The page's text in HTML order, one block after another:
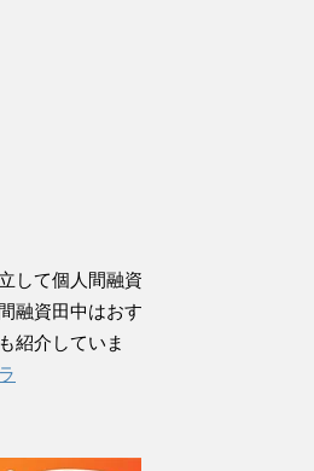
して個人間融資
融資田中はおす
紹介していま